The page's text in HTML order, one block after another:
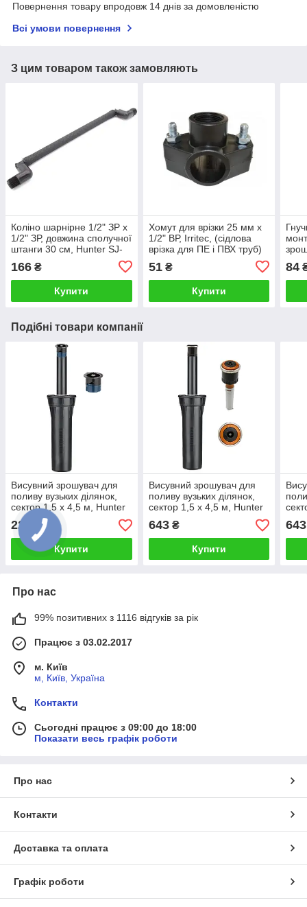
Повернення товару впродовж 14 днів за домовленістю
Всі умови повернення
З цим товаром також замовляють
Коліно шарнірне 1/2" ЗР х
1/2" ЗР, довжина сполучної
штанги 30 см, Hunter SJ-
166 ₴
Купити
Хомут для врізки 25 мм x
1/2" ВР, Irritec, (сідлова
врізка для ПЕ і ПВХ труб)
51₴
Купити
84
Подібні товари компанії
Висувний зрошувач для
поливу вузьких ділянок,
сектор 1,5 х 4,5 м, Hunter
PROS-04 з форсункою
LCS-515 (США)
228 ₴
Купити
Висувний зрошувач для
поливу вузьких ділянок,
сектор 1,5 х 4,5 м, Hunter
PROS-04 з форсункою
MP-RCS (США)
643₴
Купити
643
Про нас
99% позитивних з 1116 відгуків за рік
Працює з 03.02.2017
м. Київ
м, Київ, Україна
Контакти
Сьогодні працює з 09:00 до 18:00
Показати весь графік роботи
Про нас
Контакти
Доставка та оплата
Графік роботи